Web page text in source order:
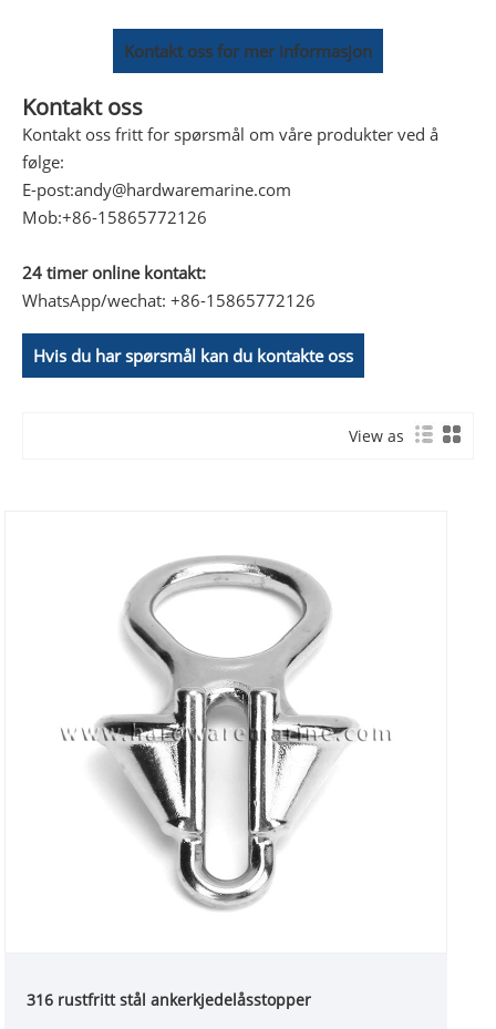
Kontakt oss for mer informasjon
Kontakt oss
Kontakt oss fritt for spørsmål om våre produkter ved å
følge:
E-post:andy@hardwaremarine.com
Mob:+86-15865772126
24 timer online kontakt:
WhatsApp/wechat: +86-15865772126
Hvis du har spørsmål kan du kontakte oss
View as
316 rustfritt stål ankerkjedelåsstopper